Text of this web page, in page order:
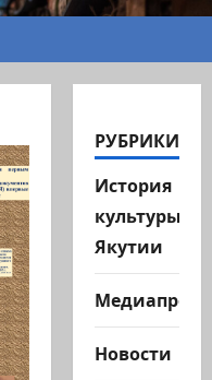
РУБРИКИ
История
культуры
Якутии
Новости